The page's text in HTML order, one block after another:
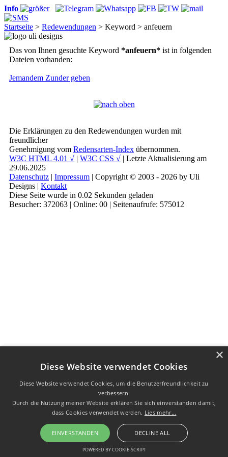
Info
Startseite > Redewendungen > Keyword > anfeuern
Das von Ihnen gesuchte Keyword *anfeuern* ist in folgenden
Dateien vorhanden:
Jemandem Zunder geben
Die Erklärungen zu den Redewendungen wurden mit
freundlicher
Genehmigung vom Redensarten-Index übernommen.
W3C HTML 4.01 √ | W3C CSS √ | Letzte Aktualisierung am
29.06.2025
Datenschutz | Impressum | Copyright © 2003 - 2026 by Uli
Designs | Kontakt
Diese Seite wurde in 0.02 Sekunden geladen
Besucher: 372063 | Online: 00 | Seitenaufrufe: 575012
Diese Website verwendet Cookies
Diese Website verwendet Cookies, um die Benutzerfreundlichkeit zu
verbessern.
Durch die Nutzung meiner Website erklären Sie sich einverstanden damit,
dass Cookies verwendet werden. Lies mehr...
EINVERSTANDEN DECLINE ALL
POWERED BY COOKIE-SCRIPT
×